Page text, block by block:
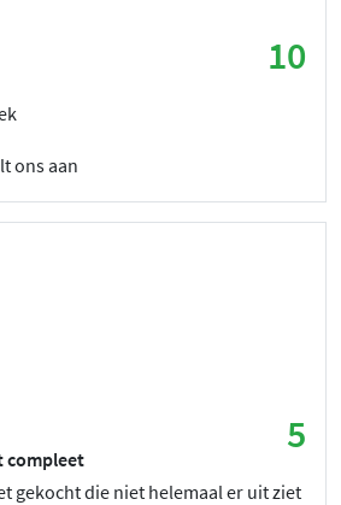
10
ons aan
5
compleet
gekocht die niet helemaal er uit ziet